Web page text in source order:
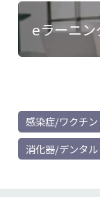
eラーニ
感染症/ワクチン
消化器/デンタル